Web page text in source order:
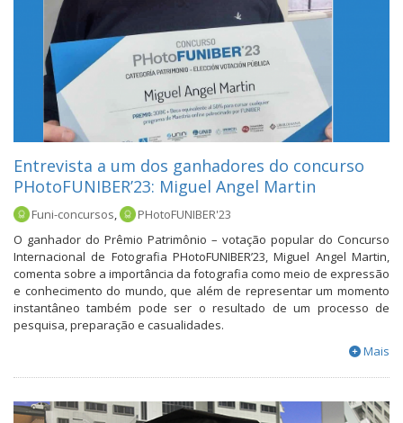
Entrevista a um dos ganhadores do concurso
PHotoFUNIBER’23: Miguel Angel Martin
Funi-concursos,
PHotoFUNIBER'23
O ganhador do Prêmio Patrimônio – votação popular do Concurso
Internacional de Fotografia PHotoFUNIBER’23, Miguel Angel Martin,
comenta sobre a importância da fotografia como meio de expressão
e conhecimento do mundo, que além de representar um momento
instantâneo também pode ser o resultado de um processo de
pesquisa, preparação e casualidades.
Mais